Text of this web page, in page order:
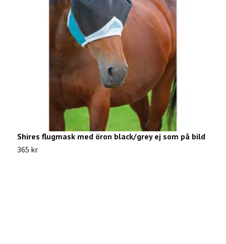
Shires flugmask med öron black/grey ej som på bild
365 kr